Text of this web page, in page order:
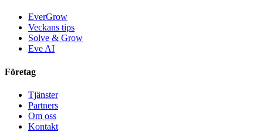
EverGrow
Veckans tips
Solve & Grow
Eve AI
Företag
Tjänster
Partners
Om oss
Kontakt